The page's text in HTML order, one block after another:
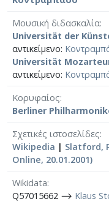
Μουσική διδασκαλία
Universität der
αντικείμενο:
Universität
αντικείμενο:
Κορυφαίος
Berliner
Σχετικές ιστοσελίδες
Wikipedia | Slatford,
Online, 20.01.2001)
Wikidata
Q57015662 ⟶ Klaus